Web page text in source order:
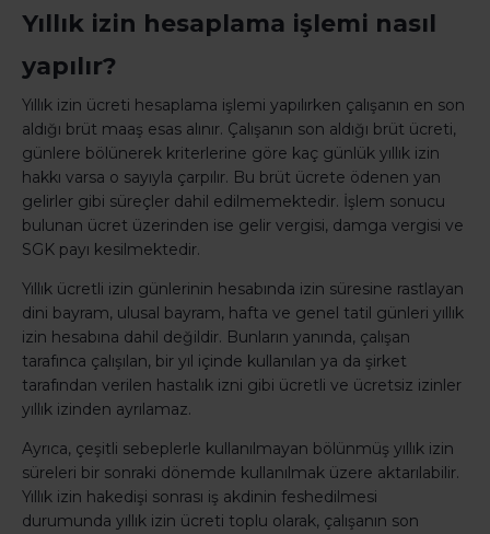
Yıllık izin hesaplama işlemi nasıl
yapılır?
Yıllık izin ücreti hesaplama işlemi yapılırken çalışanın en son
aldığı brüt maaş esas alınır. Çalışanın son aldığı brüt ücreti,
günlere bölünerek kriterlerine göre kaç günlük yıllık izin
hakkı varsa o sayıyla çarpılır. Bu brüt ücrete ödenen yan
gelirler gibi süreçler dahil edilmemektedir. İşlem sonucu
bulunan ücret üzerinden ise gelir vergisi, damga vergisi ve
SGK payı kesilmektedir.
Yıllık ücretli izin günlerinin hesabında izin süresine rastlayan
dini bayram, ulusal bayram, hafta ve genel tatil günleri yıllık
izin hesabına dahil değildir. Bunların yanında, çalışan
tarafınca çalışılan, bir yıl içinde kullanılan ya da şirket
tarafından verilen hastalık izni gibi ücretli ve ücretsiz izinler
yıllık izinden ayrılamaz.
Ayrıca, çeşitli sebeplerle kullanılmayan bölünmüş yıllık izin
süreleri bir sonraki dönemde kullanılmak üzere aktarılabilir.
Yıllık izin hakedişi sonrası iş akdinin feshedilmesi
durumunda yıllık izin ücreti toplu olarak, çalışanın son